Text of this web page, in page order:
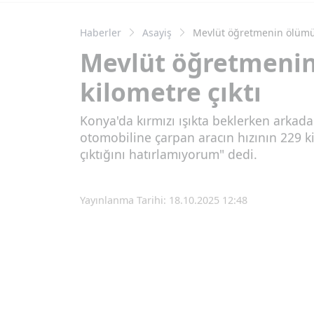
Mevlüt
kilometre çıktı
Konya'da kırmızı ışıkta beklerken
otomobiline çarpan aracın hızının 229
çıktığını hatırlamıyorum" dedi.